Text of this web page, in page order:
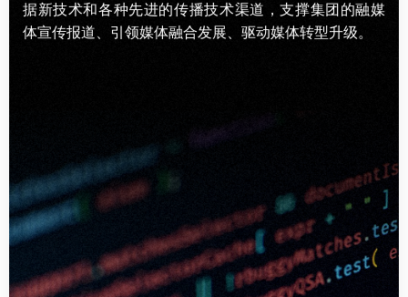
据新技术和各种先进的传播技术渠道，支撑集团的融媒
体宣传报道、引领媒体融合发展、驱动媒体转型升级。